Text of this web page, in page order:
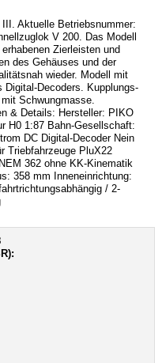
Aktuelle Betriebsnummer:
V 200. Das Modell
Zierleisten und
des Gehäuses und der
wieder. Modell mit
Digital-Decoders. Kupplungs-
Schwungmasse.
& Details: Hersteller: PIKO
H0 1:87 Bahn-Gesellschaft:
DC Digital-Decoder Nein
Triebfahrzeuge PluX22
362 ohne KK-Kinematik
358 mm Inneneinrichtung:
/ 2-